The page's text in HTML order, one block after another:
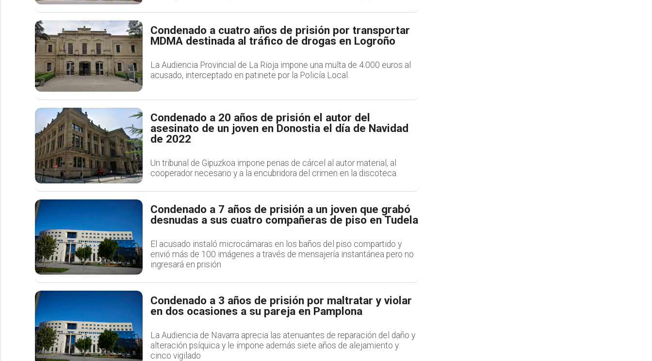
Condenado a cuatro años de prisión por transportar
MDMA destinada al tráfico de drogas en Logroño
La Audiencia Provincial de La Rioja impone una multa de 4.000 euros al
acusado, interceptado en patinete por la Policía Local.
Condenado a 20 años de prisión el autor del
asesinato de un joven en Donostia el día de Navidad
de 2022
Un tribunal de Gipuzkoa impone penas de cárcel al autor material, al
cooperador necesario y a la encubridora del crimen en la discoteca.
Condenado a 7 años de prisión a un joven que grabó
desnudas a sus cuatro compañeras de piso en Tudela
El acusado instaló microcámaras en los baños del piso compartido y
envió más de 100 imágenes a través de mensajería instantánea pero no
ingresará en prisión
Condenado a 3 años de prisión por maltratar y violar
en dos ocasiones a su pareja en Pamplona
La Audiencia de Navarra aprecia las atenuantes de reparación del daño y
alteración psíquica y le impone además siete años de alejamiento y
cinco vigilado